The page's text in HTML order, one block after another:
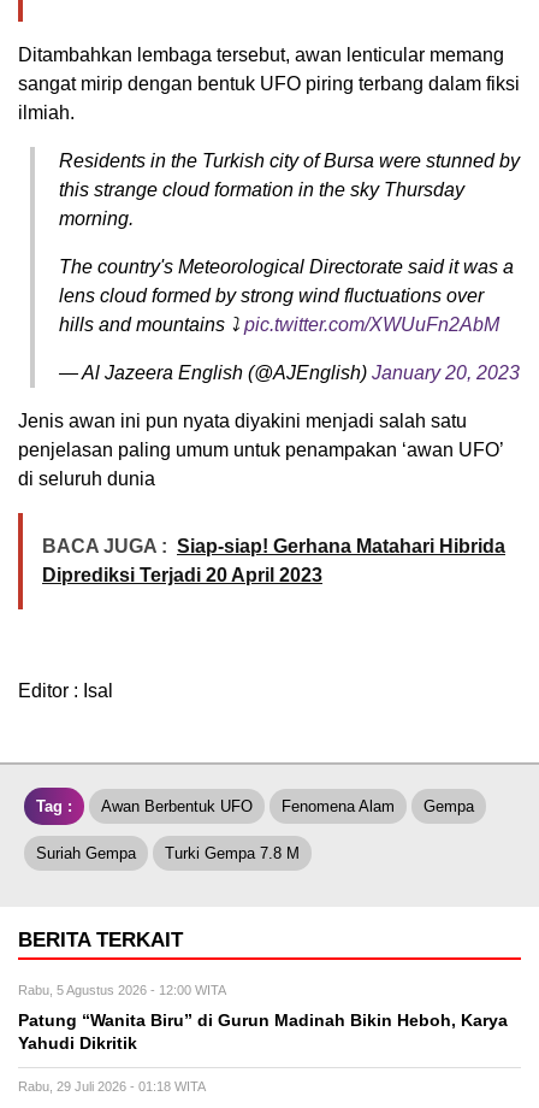
Ditambahkan lembaga tersebut, awan lenticular memang
sangat mirip dengan bentuk UFO piring terbang dalam fiksi
ilmiah.
Residents in the Turkish city of Bursa were stunned by
this strange cloud formation in the sky Thursday
morning.
The country's Meteorological Directorate said it was a
lens cloud formed by strong wind fluctuations over
hills and mountains ⤵️ pic.twitter.com/XWUuFn2AbM
— Al Jazeera English (@AJEnglish) January 20, 2023
Jenis awan ini pun nyata diyakini menjadi salah satu
penjelasan paling umum untuk penampakan ‘awan UFO’
di seluruh dunia
BACA JUGA : Siap-siap! Gerhana Matahari Hibrida
Diprediksi Terjadi 20 April 2023
Editor : Isal
Tag : Awan Berbentuk UFO Fenomena Alam Gempa
Suriah Gempa Turki Gempa 7.8 M
BERITA TERKAIT
Rabu, 5 Agustus 2026 - 12:00 WITA
Patung “Wanita Biru” di Gurun Madinah Bikin Heboh, Karya
Yahudi Dikritik
Rabu, 29 Juli 2026 - 01:18 WITA